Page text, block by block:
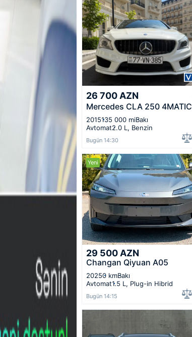
26 700 AZN
Mercedes CLA 250 4MATIC
2015135 000 miBakı
Avtomat2.0 L, Benzin
Bugün 14:30
Yeni
29 500 AZN
Changan Qiyuan A05
20250 kmBakı
Avtomat1.5 L, Plug-in Hibrid
Bugün 14:15